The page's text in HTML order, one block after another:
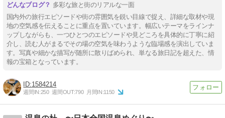
多彩な旅と街のリアルな一面
国内外の旅行エピソードや街の雰囲気を鋭い目線で捉え、詳細な取材や現
地の空気感を伝えることに重点を置いています。幅広いテーマをラインナ
ップしながらも、一つひとつのエピソードや見どころを具体的に丁寧に紹
介し、読む人がまるでその場の空気を味わうような臨場感を演出していま
す。写真や細かな描写が随所に散りばめられ、単なる旅日記を超えた、情
報の宝箱となっています。
1584214
週間IN:250 週間OUT:790 月間IN:1150